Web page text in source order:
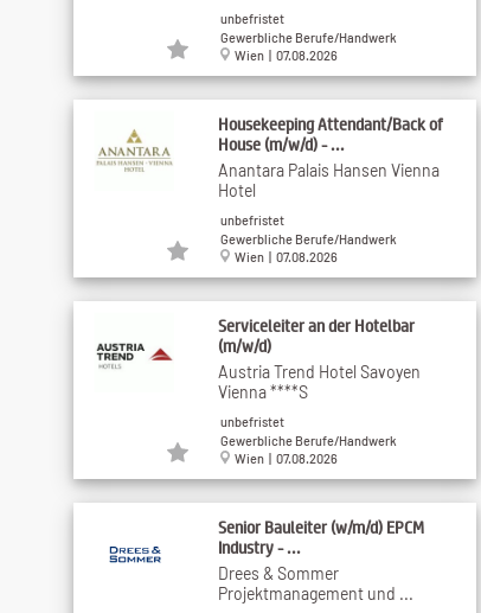
unbefristet
Gewerbliche Berufe/Handwerk
Wien | 07.08.2026
Housekeeping Attendant/Back of
House (m/w/d) - ...
Anantara Palais Hansen Vienna
Hotel
unbefristet
Gewerbliche Berufe/Handwerk
Wien | 07.08.2026
Serviceleiter an der Hotelbar
(m/w/d)
Austria Trend Hotel Savoyen
Vienna ****S
unbefristet
Gewerbliche Berufe/Handwerk
Wien | 07.08.2026
Senior Bauleiter (w/m/d) EPCM
Industry - ...
Drees & Sommer
Projektmanagement und ...